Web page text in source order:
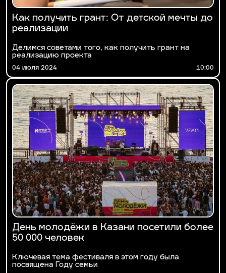
Как получить грант: От детской мечты до
реализации
Делимся советами того, как получить грант на
реализацию проекта
04 июля 2024 10:00
День молодёжи в Казани посетили более
50 000 человек
Ключевая тема фестиваля в этом году была
посвящена Году семьи